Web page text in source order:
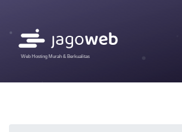
Web Hosting Murah & Berkualitas